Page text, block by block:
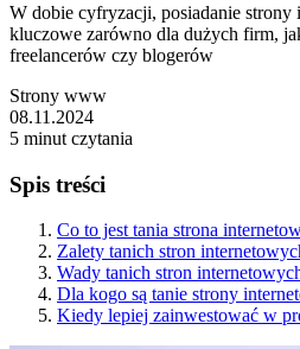
W dobie cyfryzacji, posiadanie strony
kluczowe zarówno dla dużych firm,
freelancerów czy blogerów
Strony www
08.11.2024
5 minut czytania
Spis treści
Co to jest tania strona
Zalety tanich stron
Wady tanich stron
Dla kogo są tanie strony
Kiedy lepiej zainwestować w